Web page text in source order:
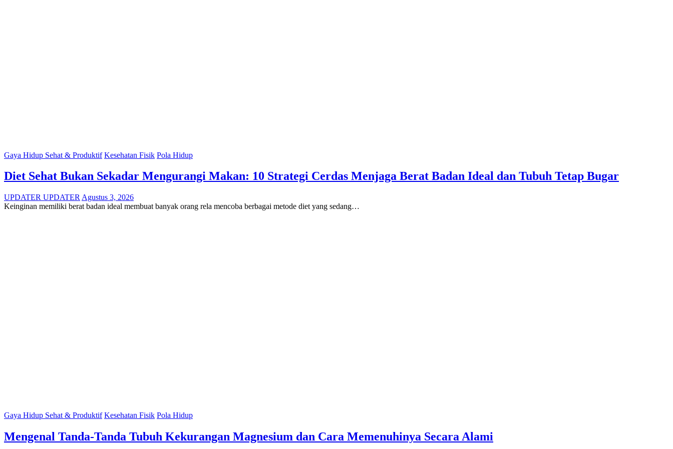
Gaya Hidup Sehat & Produktif Kesehatan Fisik Pola Hidup
Diet Sehat Bukan Sekadar Mengurangi Makan: 10 Strategi Cerdas Menjaga Berat Badan Ideal dan Tubuh Tetap Bugar
UPDATER UPDATER Agustus 3, 2026
Keinginan memiliki berat badan ideal membuat banyak orang rela mencoba berbagai metode diet yang sedang…
Gaya Hidup Sehat & Produktif Kesehatan Fisik Pola Hidup
Mengenal Tanda-Tanda Tubuh Kekurangan Magnesium dan Cara Memenuhinya Secara Alami